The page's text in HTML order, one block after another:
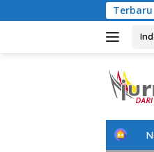
ke
Terbaru
H